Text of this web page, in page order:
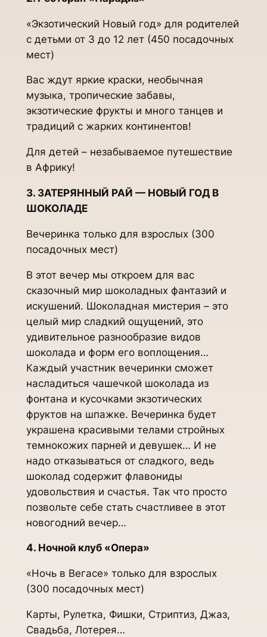
«Экзотический Новый год» для родителей
с детьми от 3 до 12 лет (450 посадочных
мест)
Вас ждут яркие краски, необычная
музыка, тропические забавы,
экзотические фрукты и много танцев и
традиций с жарких континентов!
Для детей – незабываемое путешествие
в Африку!
3. ЗАТЕРЯННЫЙ РАЙ — НОВЫЙ ГОД В
ШОКОЛАДЕ
Вечеринка только для взрослых (300
посадочных мест)
В этот вечер мы откроем для вас
сказочный мир шоколадных фантазий и
искушений. Шоколадная мистерия – это
целый мир сладкий ощущений, это
удивительное разнообразие видов
шоколада и форм его воплощения…
Каждый участник вечеринки сможет
насладиться чашечкой шоколада из
фонтана и кусочками экзотических
фруктов на шпажке. Вечеринка будет
украшена красивыми телами стройных
темнокожих парней и девушек… И не
надо отказываться от сладкого, ведь
шоколад содержит флавониды
удовольствия и счастья. Так что просто
позвольте себе стать счастливее в этот
новогодний вечер…
4. Ночной клуб «Опера»
«Ночь в Вегасе» только для взрослых
(300 посадочных мест)
Карты, Рулетка, Фишки, Стриптиз, Джаз,
Свадьба, Лотерея…